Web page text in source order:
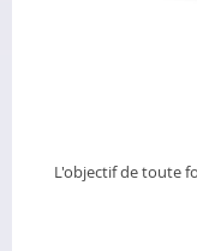
L'objectif de toute